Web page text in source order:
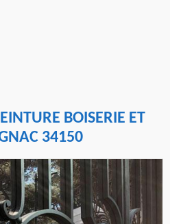
BOISERIE ET
34150